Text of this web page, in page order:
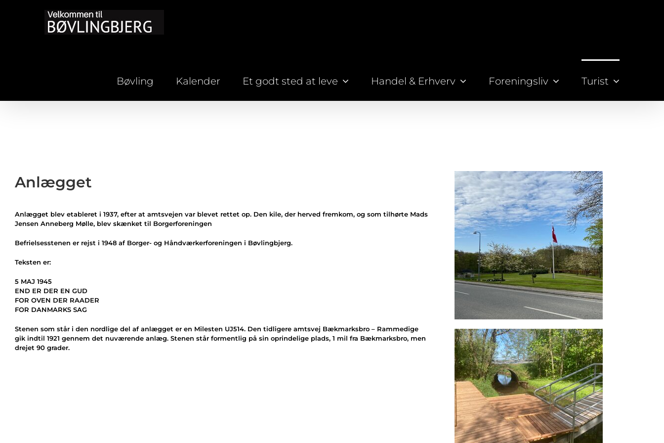
Bøvling Kalender Et godt sted at leve Handel & Erhverv Foreningsliv Turist
Anlægget
Anlægget blev etableret i 1937, efter at amtsvejen var blevet rettet op. Den kile, der herved fremkom, og som tilhørte Mads
Jensen Anneberg Mølle, blev skænket til Borgerforeningen
Befrielsesstenen er rejst i 1948 af Borger- og Håndværkerforeningen i Bøvlingbjerg.
Teksten er:
5 MAJ 1945
END ER DER EN GUD
FOR OVEN DER RAADER
FOR DANMARKS SAG
Stenen som står i den nordlige del af anlægget er en Milesten UJ514. Den tidligere amtsvej Bækmarksbro – Rammedige
gik indtil 1921 gennem det nuværende anlæg. Stenen står formentlig på sin oprindelige plads, 1 mil fra Bækmarksbro, men
drejet 90 grader.